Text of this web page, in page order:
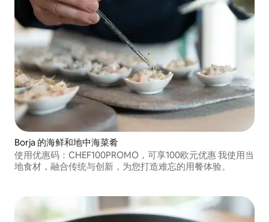
Borja 的海鲜和地中海菜肴
使用优惠码：CHEF100PROMO，可享100欧元优惠 我使用当
地食材，融合传统与创新，为您打造难忘的用餐体验。